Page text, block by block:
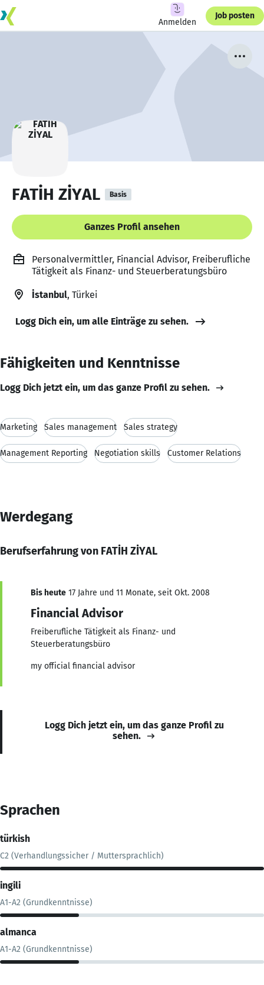
Anmelden
Job posten
FATİH ZİYAL Basis
Ganzes Profil ansehen
Personalvermittler, Financial Advisor, Freiberufliche
Tätigkeit als Finanz- und Steuerberatungsbüro
İstanbul, Türkei
Logg Dich ein, um alle Einträge zu sehen.
Fähigkeiten und Kenntnisse
Logg Dich jetzt ein, um das ganze Profil zu sehen.
Marketing Sales management Sales strategy
Management Reporting Negotiation skills Customer Relations
Werdegang
Berufserfahrung von FATİH ZİYAL
Bis heute 17 Jahre und 11 Monate, seit Okt. 2008
Financial Advisor
Freiberufliche Tätigkeit als Finanz- und
Steuerberatungsbüro
my official financial advisor
Logg Dich jetzt ein, um das ganze Profil zu
sehen.
Sprachen
türkish
C2 (Verhandlungssicher / Muttersprachlich)
ingili
A1-A2 (Grundkenntnisse)
almanca
A1-A2 (Grundkenntnisse)